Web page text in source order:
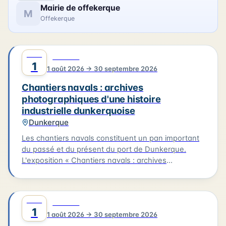
M Mairie de offekerque
Offekerque
1 1 août 2026 → 30 septembre 2026
Chantiers navals : archives
photographiques d'une histoire
industrielle dunkerquoise
Dunkerque
Les chantiers navals constituent un pan important
du passé et du présent du port de Dunkerque.
L'exposition « Chantiers navals : archives
collections du musée et évoque plusieurs grands
chantiers : Ziegler, les Ateliers et Chantiers de
France, Béliard & Crighton. Le parcours se prolonge
1 1 août 2026 → 30 septembre 2026